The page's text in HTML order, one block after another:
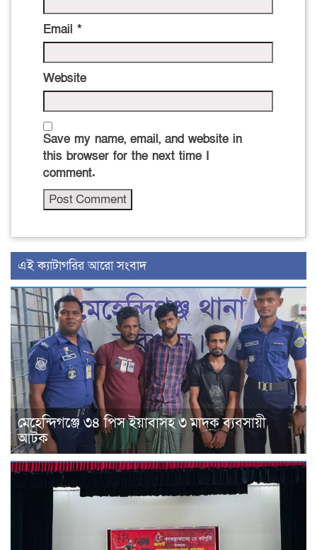
Email *
Website
Save my name, email, and website in
this browser for the next time I
comment.
‍এই ক্যাটাগরির ‍আরো সংবাদ
মেহেন্দিগঞ্জে ৩৪ পিস ইয়াবাসহ ৩ মাদক ব্যবসায়ী
আটক